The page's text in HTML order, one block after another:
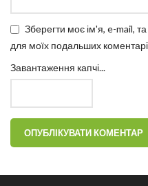
Зберегти моє ім'я, e-mail,
для моїх подальших
Завантаження капчі...